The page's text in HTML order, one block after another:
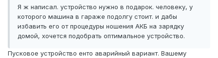
Я ж написал. устройство нужно в подарок. человеку, у
которого машина в гараже подолгу стоит. и дабы
избавить его от процедуры ношения АКБ на зарядку
домой, хочется подобрать оптимальное устройство.
Пусковое устройство енто аварийный вариант. Вашему